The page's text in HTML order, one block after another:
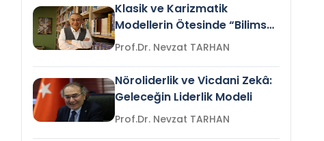
Klasik ve Karizmatik
Modellerin Ötesinde “Bilimsel
Liderlik”
Prof.Dr. Nevzat TARHAN
Nöroliderlik ve Vicdani Zekâ:
Geleceğin Liderlik Modeli
Prof.Dr. Nevzat TARHAN